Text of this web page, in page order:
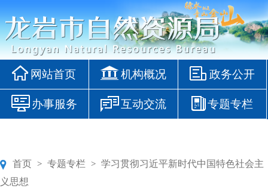
网站首页 机构概况 政务公开
办事服务 互动交流 专题专栏
首页 > 专题专栏 > 学习贯彻习近平新时代中国特色社会主
义思想